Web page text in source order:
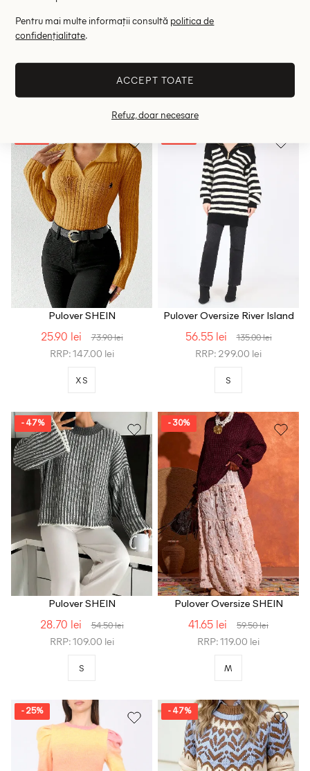
Pulover SHEIN CURVE
RRP: 149.00 lei RRP: 145.00 lei
Pulover SHEIN
25.90 lei 73.90 lei
RRP: 147.00 lei
XS
Pulover Oversize River Island
56.55 lei 135.00 lei
RRP: 299.00 lei
S
- 47%
Pulover SHEIN
28.70 lei 54.50 lei
RRP: 109.00 lei
S
- 30%
Pulover Oversize SHEIN
41.65 lei 59.50 lei
RRP: 119.00 lei
M
- 25% - 47%
Pentru mai multe informații consultă politica de
confidențialitate.
ACCEPT TOATE
Refuz, doar necesare